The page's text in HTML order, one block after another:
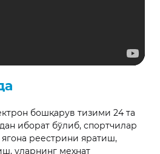
бошқарув тизими 24 та
иборат бўлиб, спортчилар
реестрини яратиш,
уларнинг меҳнат